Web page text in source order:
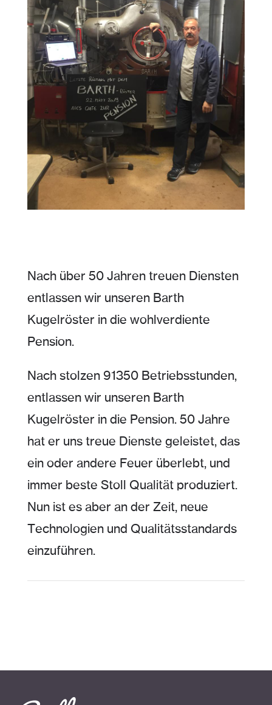
Nach über 50 Jahren treuen Diensten
entlassen wir unseren Barth
Kugelröster in die wohlverdiente
Pension.
Nach stolzen 91350 Betriebsstunden,
entlassen wir unseren Barth
Kugelröster in die Pension. 50 Jahre
hat er uns treue Dienste geleistet, das
ein oder andere Feuer überlebt, und
immer beste Stoll Qualität produziert.
Nun ist es aber an der Zeit, neue
Technologien und Qualitätsstandards
einzuführen.